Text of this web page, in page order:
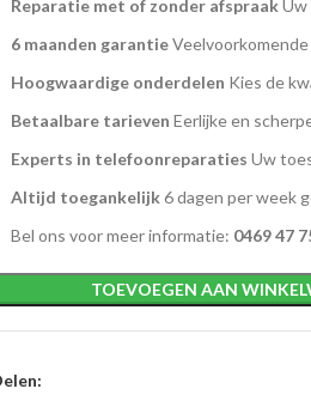
Reparatie met of zonder afspraakUw
6 maanden garantie
Hoogwaardige onderdelen Kies de
Betaalbare tarieven Eerlijke en
Experts in telefoonreparaties Uw
Altijd toegankelijk6 dagen per week
Bel ons voor meer informatie: 0469 47
TOEVOEGEN AAN